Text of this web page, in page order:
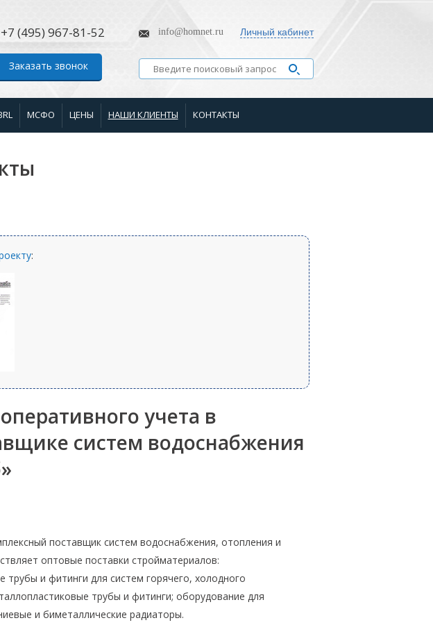
+7 (495) 967-81-52
Заказать звонок
info@homnet.ru Личный кабинет
МСФО ЦЕНЫ НАШИ КЛИЕНТЫ КОНТАКТЫ
:
учета в
систем водоснабжения
поставщик систем водоснабжения, отопления и
оптовые поставки стройматериалов:
трубы и фитинги для систем горячего, холодного
трубы и фитинги; оборудование для
и биметаллические радиаторы.